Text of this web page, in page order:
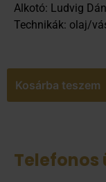
Alkotó: Ludvig
Technikák: olaj/
Kosárba teszem